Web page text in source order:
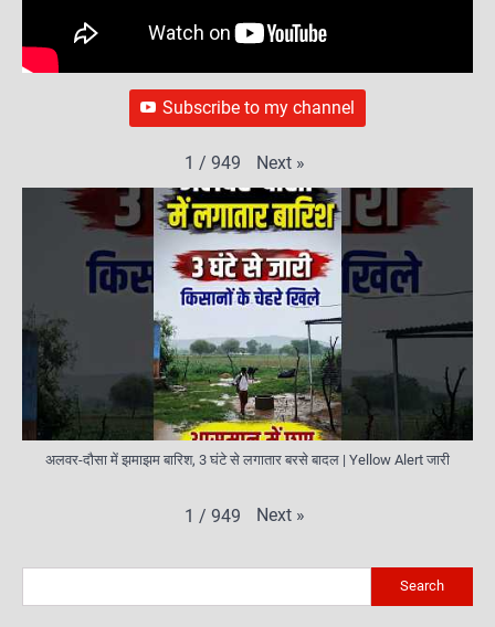
Subscribe to my channel
1 / 949 Next »
अलवर-दौसा में झमाझम बारिश, 3 घंटे से लगातार बरसे बादल | Yellow Alert जारी
1 / 949 Next »
Search